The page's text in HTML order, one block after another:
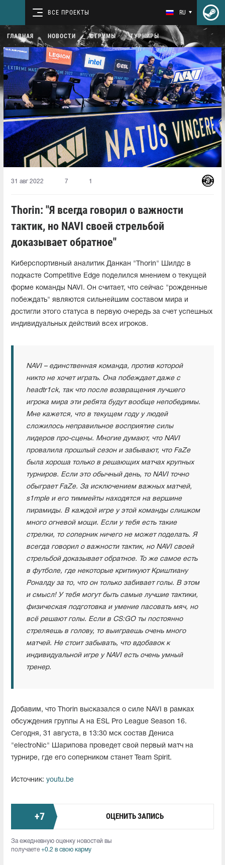
ВСЕ ПРОЕКТЫ RU
ГЛАВНАЯ НОВОСТИ СТРИМЫ ТУРНИРЫ
31 авг 2022 7 1
Thorin: "Я всегда говорил о важности
тактик, но NAVI своей стрельбой
доказывает обратное"
Киберспортивный аналитик Данкан "Thorin" Шилдс в
подкасте Competitive Edge поделился мнением о текущей
форме команды NAVI. Он считает, что сейчас "рожденные
побеждать" являются сильнейшим составом мира и
достигли этого статуса в первую очередь за счет успешных
индивидуальных действий всех игроков.
NAVI – единственная команда, против которой
никто не хочет играть. Она побеждает даже с
headtr1ck, так что после возвращения лучшего
игрока мира эти ребята будут вообще непобедимы.
Мне кажется, что в текущем году у людей
сложилось неправильное восприятие силы
лидеров про-сцены. Многие думают, что NAVI
провалила прошлый сезон и забывают, что FaZe
была хороша только в решающих матчах крупных
турниров. Если это обычный день, то NAVI точно
обыграет FaZe. За исключением важных матчей,
s1mple и его тиммейты находятся на вершине
пирамиды. В каждой игре у этой команды слишком
много огневой мощи. Если у тебя есть такие
стрелки, то соперник ничего не может поделать. Я
всегда говорил о важности тактик, но NAVI своей
стрельбой доказывает обратное. То же самое есть
в футболе, где некоторые критикуют Криштиану
Роналду за то, что он только забивает голы. В этом
и смысл! У тебя могут быть самые лучшие тактики,
физическая подготовка и умение пасовать мяч, но
всё решают голы. Если в CS:GO ты постоянно
стреляешь в голову, то выиграешь очень много
матчей. Не стоит забывать, что вдобавок к
индивидуальной игре у NAVI есть очень умный
тренер.
Добавим, что Thorin высказался о силе NAVI в рамках
обсуждения группы A на ESL Pro League Season 16.
Сегодня, 31 августа, в 13:30 мск состав Дениса
"electroNic" Шарипова проведет свой первый матч на
турнире, где его соперником станет Team Spirit.
Источник: youtu.be
+7 ОЦЕНИТЬ ЗАПИСЬ
За ежедневную оценку новостей вы
получаете +0.2 в свою карму